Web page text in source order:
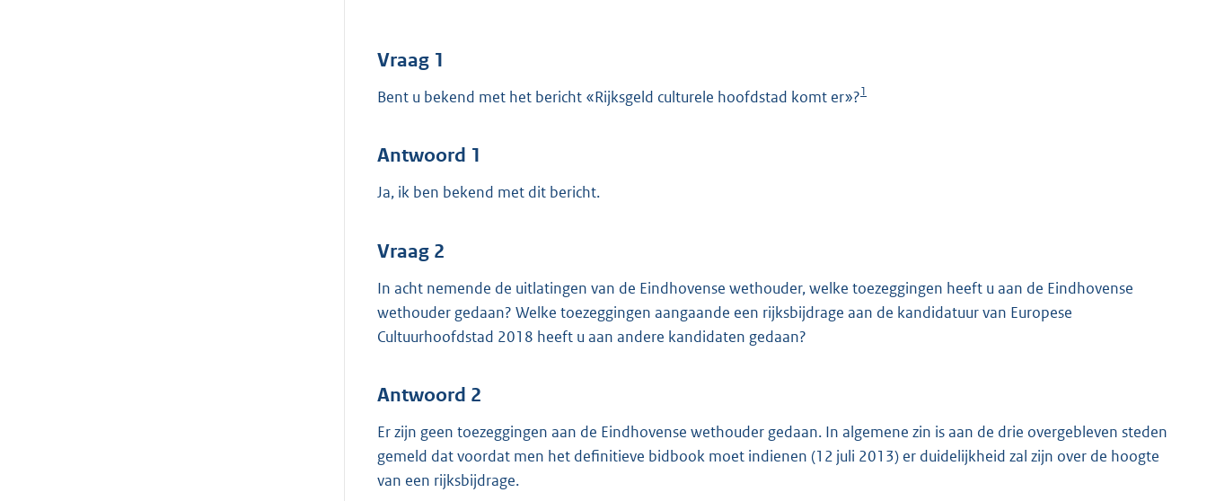
t
Vraag 1
Bent u bekend met het bericht «Rijksgeld culturele hoofdstad komt er»?1
Antwoord 1
Ja, ik ben bekend met dit bericht.
Vraag 2
In acht nemende de uitlatingen van de Eindhovense wethouder, welke toezeggingen heeft u aan de Eindhovense
wethouder gedaan? Welke toezeggingen aangaande een rijksbijdrage aan de kandidatuur van Europese
Cultuurhoofdstad 2018 heeft u aan andere kandidaten gedaan?
Antwoord 2
Er zijn geen toezeggingen aan de Eindhovense wethouder gedaan. In algemene zin is aan de drie overgebleven steden
gemeld dat voordat men het definitieve bidbook moet indienen (12 juli 2013) er duidelijkheid zal zijn over de hoogte
van een rijksbijdrage.